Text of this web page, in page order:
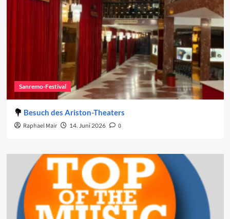
Sanremo-Festival
Besuch des Ariston-Theaters
Raphael Mair 14. Juni 2026 0